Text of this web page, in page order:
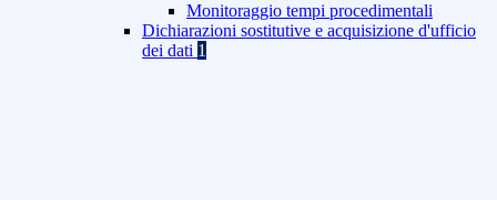
Monitoraggio tempi procedimentali
Dichiarazioni sostitutive e acquisizione d'ufficio
dei dati 1